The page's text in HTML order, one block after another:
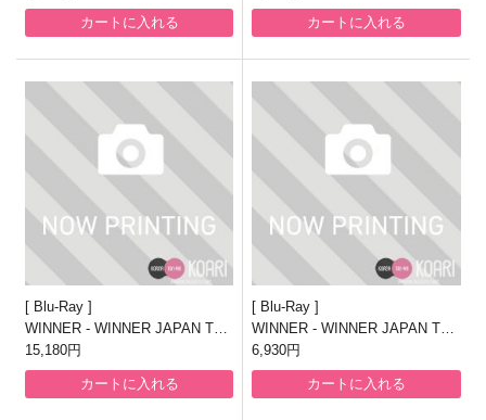
【初回生産限定盤】
カートに入れる カートに入れる
Blu-Ray
WINNER - WINNER JAPAN TO
UR 2019(Blu-ray Disc3枚組+CD2
枚組)【初回生産限定盤】
15,180円
カートに入れる
Blu-Ray
WINNER - WINNER JAPAN TO
UR 2019(Blu-ray Disc)【通常
盤】
6,930円
カートに入れる